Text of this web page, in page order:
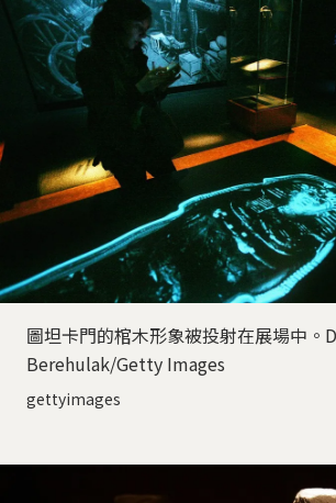
圖坦卡門的棺木形象被投射在展場中。
Berehulak/Getty Images
gettyimages